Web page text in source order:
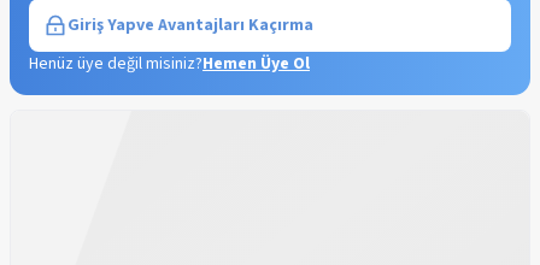
Giriş Yapve Avantajları Kaçırma
Henüz üye değil misiniz?Hemen Üye Ol